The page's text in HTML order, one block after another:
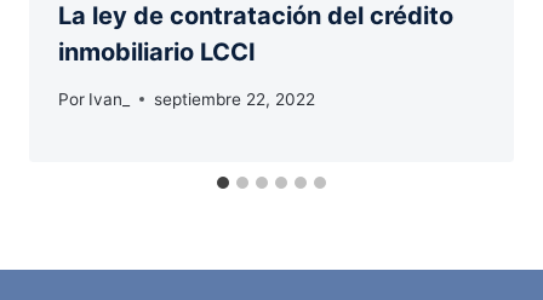
La ley de contratación del crédito
inmobiliario LCCI
Por Ivan_ septiembre 22, 2022